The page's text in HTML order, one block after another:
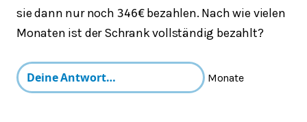
sie dann nur noch 346€bezahlen. Nach wie vielen
Monaten ist der Schrank vollständig bezahlt?
Monate